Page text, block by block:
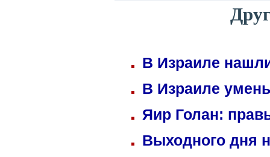
В Израиле
В Израиле
Яир Голан:
Выходного дня